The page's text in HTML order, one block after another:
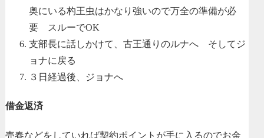
奥にいる杓王虫はかなり強いので万全の準備が必
要 スルーでOK
支部長に話しかけて、古王通りのルナへ そしてジ
ョナに戻る
３日経過後、ジョナへ
借金返済
売春などをしていれば契約ポイントが手に入るのでお金